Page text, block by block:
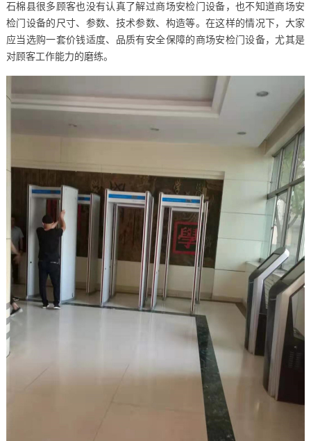
石棉县很多顾客也没有认真了解过商场安检门设备，也不知道商场安
检门设备的尺寸、参数、技术参数、构造等。在这样的情况下，大家
应当选购一套价钱适度、品质有安全保障的商场安检门设备，尤其是
对顾客工作能力的磨练。